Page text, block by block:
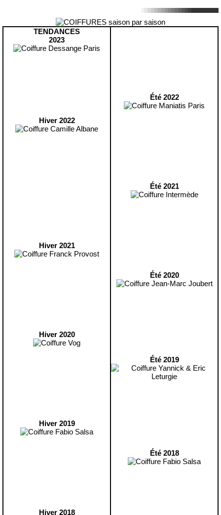
TENDANCES
2023
Hiver 2022
Hiver 2021
Hiver 2020
Hiver 2019
Hiver 2018
Été 2022
Été 2021
Été 2020
Été 2019
Été 2018